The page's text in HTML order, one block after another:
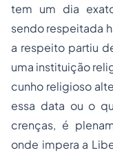
tem um dia
sendo respeitada
a respeito partiu
uma instituição
cunho religioso
essa data ou o
crenças, é
onde impera a